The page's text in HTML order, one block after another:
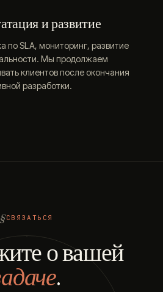
и развитие
по SLA, мониторинг, развитие
Мы продолжаем
клиентов после окончания
разработки.
СВЯЗАТЬСЯ
о вашей
.